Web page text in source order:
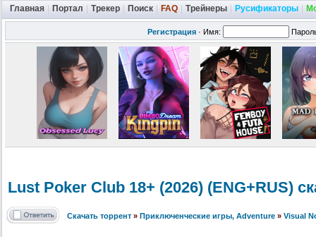
Главная Портал Трекер Поиск FAQ Трейнеры Русификаторы
Регистрация · Имя:
Lust Poker Club 18+ (2026) (ENG+RUS)
Скачать торрент » Приключенческие игры, Adventure » Visual